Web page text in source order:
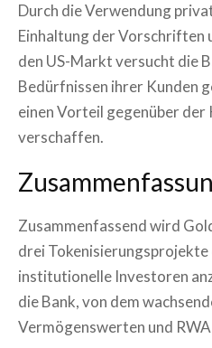
Durch die Verwendung
Einhaltung der Vorschriften
den US-Markt versucht die
Bedürfnissen ihrer Kunden
einen Vorteil gegenüber der
verschaffen.
Zusammenfassend wird
drei Tokenisierungsprojekte
institutionelle Investoren
die Bank, von dem
Vermögenswerten und